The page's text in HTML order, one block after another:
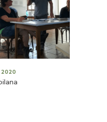
2020